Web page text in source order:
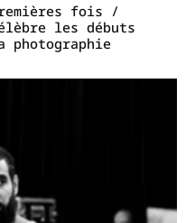
fois /
les débuts
photographie